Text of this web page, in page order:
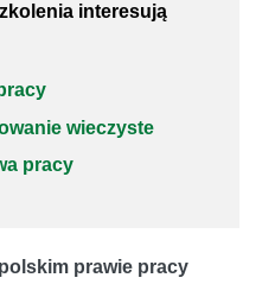
interesują
wieczyste
pracy
prawie pracy